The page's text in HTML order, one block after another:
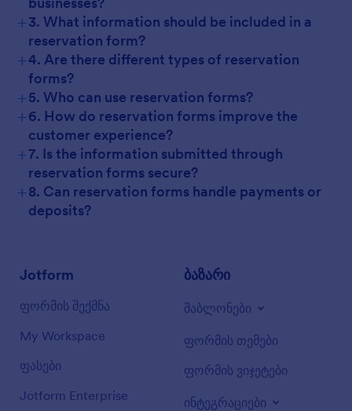
+3. What information should be included in a
reservation form?
+4. Are there different types of reservation
forms?
+5. Who can use reservation forms?
+6. How do reservation forms improve the
customer experience?
+7. Is the information submitted through
reservation forms secure?
+8. Can reservation forms handle payments or
deposits?
Jotform
ფორმის შექმნა
My Workspace
ფასები
Jotform Enterprise
ბაზარი
შაბლონები
ფორმის თემები
ფორმის ვიჯეტები
ინტეგრაციები